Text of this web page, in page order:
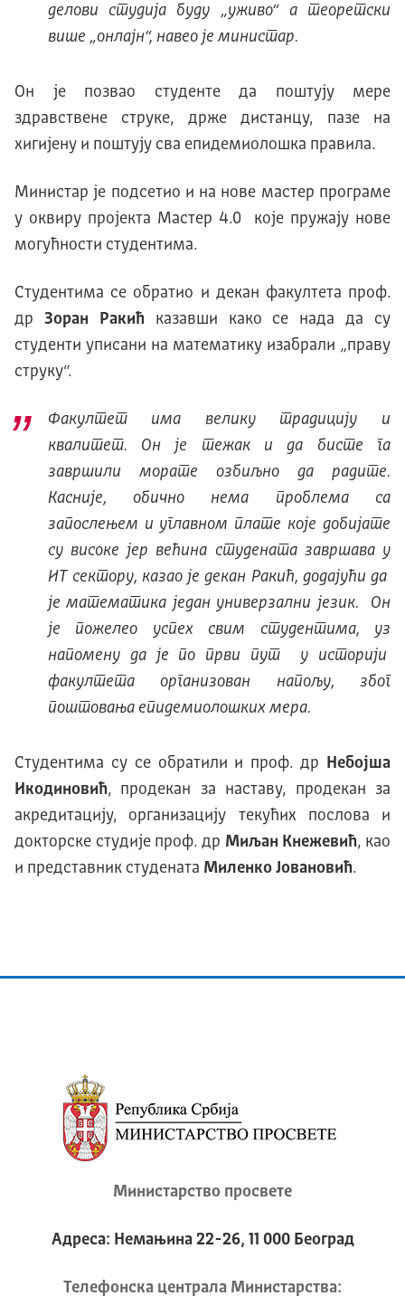
делови студија буду „уживо“ а теоретски
више „онлајн“, навео је министар.
Он је позвао студенте да поштују мере
здравствене струке, држе дистанцу, пазе на
хигијену и поштују сва епидемиолошка правила.
Министар је подсетио и на нове мастер програме
у оквиру пројекта Мастер 4.0 које пружају нове
могућности студентима.
Студентима се обратио и декан факултета проф.
др Зоран Ракићказавши како се нада да су
студенти уписани на математику изабрали „праву
струку“.
Факултет има велику традицију и
квалитет. Он је тежак и да бисте га
завршили морате озбиљно да радите.
Kасније, обично нема проблема са
запослењем и углавном плате које добијате
су високе јер већина студената завршава у
ИТ сектору, казао је декан Ракић, додајући да
је математика један универзални језик. Он
је пожелео успех свим студентима, уз
напомену да је по први пут у историји
факултета организован напољу, због
поштовања епидемиолошких мера.
Студентима су се обратили и проф. др
Небојша
Икодиновић, продекан за наставу, продекан за
акредитацију, организацију текућих послова и
докторске студије проф. др Миљан Кнежевић, као
и представник студената Миленко Јовановић.
Министарство просвете
Адреса: Немањина 22-26, 11 000 Београд
Телeфонска централа Mинистарства: